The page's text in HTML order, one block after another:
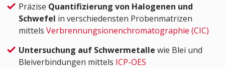
Präzise Quantifizierung von Halogenen und
Schwefel in verschiedensten Probenmatrizen
mittels Verbrennungsionenchromatographie (CIC)
Untersuchung auf Schwermetalle wie Blei und
Bleiverbindungen mittels ICP-OES